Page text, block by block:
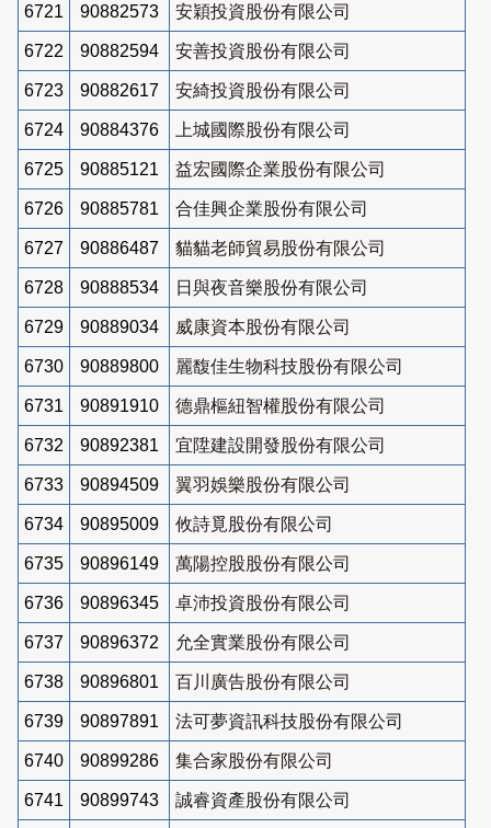
6721 90882573 安穎投資股份有限公司
6722 90882594 安善投資股份有限公司
6723 90882617 安綺投資股份有限公司
6724 90884376 上城國際股份有限公司
6725 90885121 益宏國際企業股份有限公司
6726 90885781 合佳興企業股份有限公司
6727 90886487 貓貓老師貿易股份有限公司
6728 90888534 日與夜音樂股份有限公司
6729 90889034 威康資本股份有限公司
6730 90889800 麗馥佳生物科技股份有限公司
6731 90891910 德鼎樞紐智權股份有限公司
6732 90892381 宜陞建設開發股份有限公司
6733 90894509 翼羽娛樂股份有限公司
6734 90895009 攸詩覓股份有限公司
6735 90896149 萬陽控股股份有限公司
6736 90896345 卓沛投資股份有限公司
6737 90896372 允全實業股份有限公司
6738 90896801 百川廣告股份有限公司
6739 90897891 法可夢資訊科技股份有限公司
6740 90899286 集合家股份有限公司
6741 90899743 誠睿資產股份有限公司